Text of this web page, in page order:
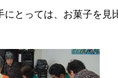
にとっては、お菓子を見